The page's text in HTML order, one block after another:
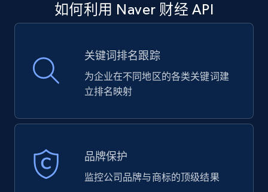
如何利用 Naver 财经 API
关键词排名跟踪
为企业在不同地区的各类关键词建
立排名映射
品牌保护
监控公司品牌与商标的顶级结果